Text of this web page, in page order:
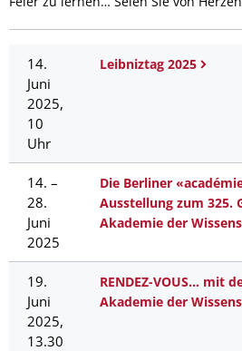
14.
Juni
2025,
10
Uhr
Leibniztag 2025
14. –
28.
Juni
2025
Die Berliner
Ausstellung zum 325.
Akademie der
19.
Juni
2025,
13.30
RENDEZ-VOUS... mit
Akademie der